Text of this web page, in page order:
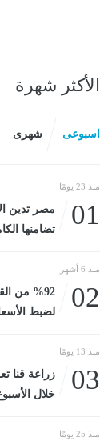
الأكثر شهرة
اسبوعى شهرى
منذ 23 يومًا
01
مصر تدين
تضامنها
منذ 6 أشهر
02
%92
لضبط
منذ 13 يومًا
03
زراعة قنا
خلال الأسبوع
منذ 25 يومًا